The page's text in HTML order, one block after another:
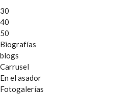
30
40
50
Biografías
blogs
Carrusel
En el asador
Fotogalerías